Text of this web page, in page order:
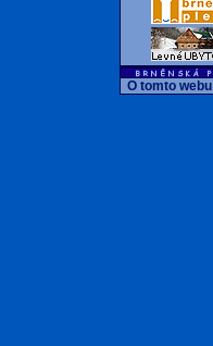
O tomto webu